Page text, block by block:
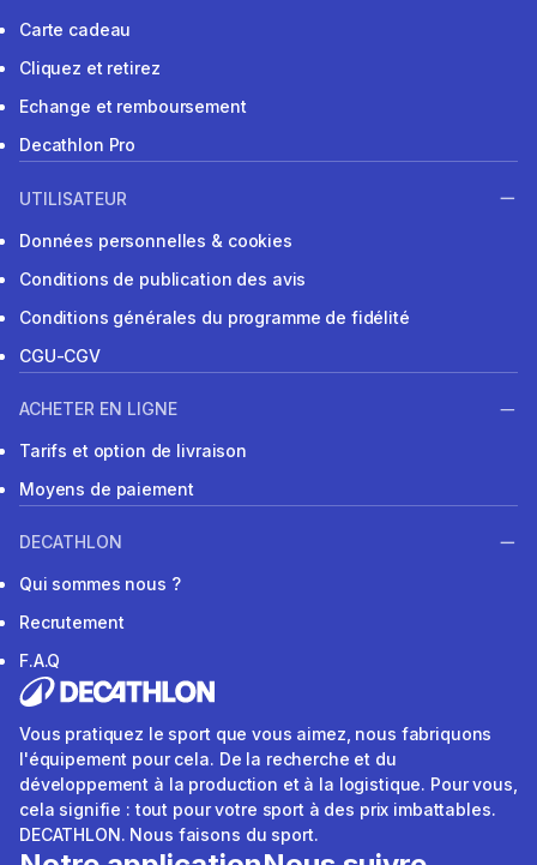
Carte cadeau
Cliquez et retirez
Echange et remboursement
Decathlon Pro
UTILISATEUR
Données personnelles & cookies
Conditions de publication des avis
Conditions générales du programme de fidélité
CGU-CGV
ACHETER EN LIGNE
Tarifs et option de livraison
Moyens de paiement
DECATHLON
Qui sommes nous ?
Recrutement
F.A.Q
Vous pratiquez le sport que vous aimez, nous fabriquons
l'équipement pour cela. De la recherche et du
développement à la production et à la logistique. Pour vous,
cela signifie : tout pour votre sport à des prix imbattables.
DECATHLON. Nous faisons du sport.